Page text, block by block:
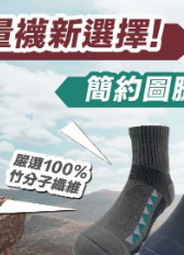
帳單，「大哥付你分期」於每
單後，可選擇「超商條碼／台
MONEY」等通路繳費。
哥大股份有限公司」（以下簡
本服務購買商品或服務，並由
司後，依約使用本公司帳單繳
大哥付你分期」之契約關係
或地址）提供予台灣大哥大進
分期帳單所需資料之確認、核
請詳閱以下連結：
https://
結帳流程】
AFTEE先享後付」後，將跳
證並確認金額後，即可完成
您將收到繳費通知簡訊。
後14天內，點擊此簡訊中的
元方式進行付款，方視為交易
成當下不需立刻繳費，但若
商家同意取消之訂單仍視為有
AFTEE先享後付 」之結帳頁
需取消欲退款等相關疑問，請
含以上)免運費
含以上)免運費
含以上)免運費
含以上)免運費